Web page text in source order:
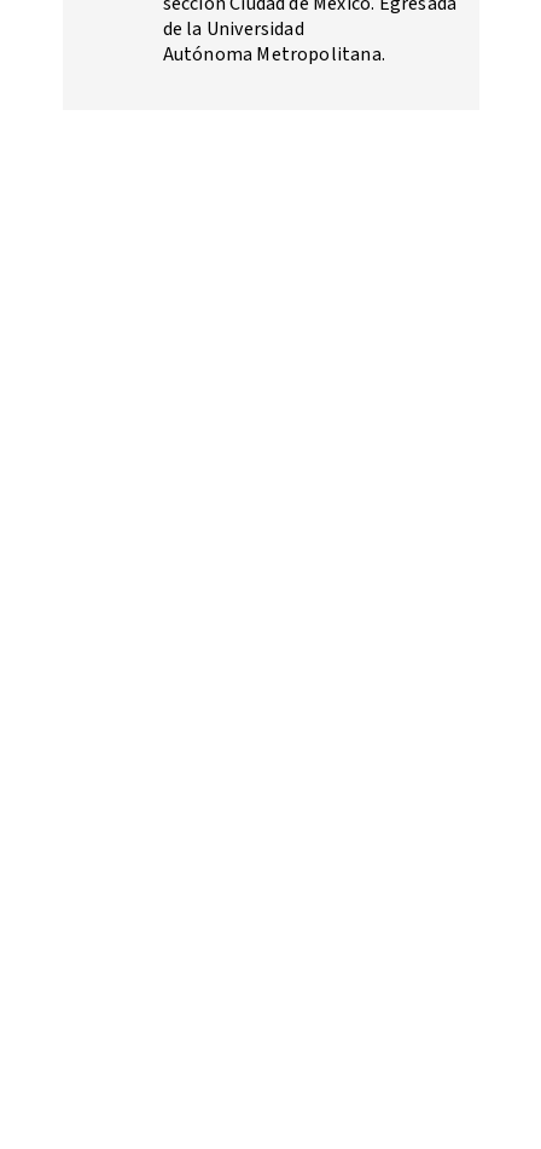
de la Universidad
Autónoma Metropolitana.